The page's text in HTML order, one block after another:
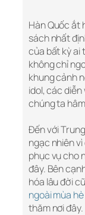
Hàn Quốc ắt
sách nhất
của bất kỳ ai
không chỉ
khung cảnh
idol, các
chúng ta
Đến với
ngạc nhiên
phục vụ cho
đây. Bên
hóa lâu đời
ngoài mùa hè
thăm nơi đây.